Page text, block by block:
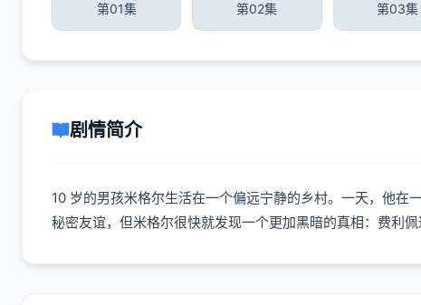
第01集 第02集 第03集
剧情简介
10 岁的男孩米格尔生活在一个偏远宁静的乡村。一天，他
秘密友谊，但米格尔很快就发现一个更加黑暗的真相：费利